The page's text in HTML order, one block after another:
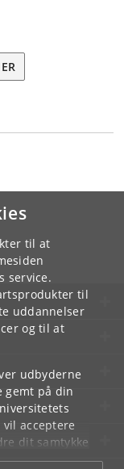
til at
service.
til
uddannelser
og til at
udbyderne
gemt på din
acceptere
dit samtykke
finder i